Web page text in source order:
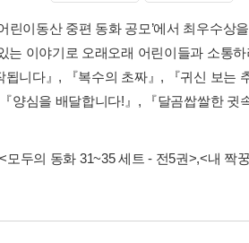
린이동산 중편 동화 공모’에서 최우수상
는 이야기로 오래오래 어린이들과 소통
됩니다』, 『복수의 초짜』, 『귀신 보는
양심을 배달합니다!』, 『달곰쌉쌀한 귓
<모두의 동화 31~35 세트 - 전5권>,<내 짝